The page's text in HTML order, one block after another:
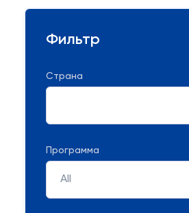
Фильтр
Страна
Программа
All